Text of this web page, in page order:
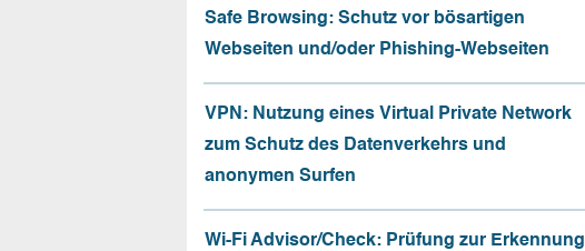
Safe Browsing: Schutz vor bösartigen
Webseiten und/oder Phishing-Webseiten
VPN: Nutzung eines Virtual Private Network
zum Schutz des Datenverkehrs und
anonymen Surfen
Wi-Fi Advisor/Check: Prüfung zur Erkennung